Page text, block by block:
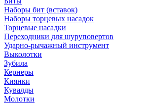
Наборы бит (вставок)
Наборы торцевых насадок
Торцевые насадки
Переходники для шуруповертов
Ударно-рычажный инструмент
Выколотки
Зубила
Кернеры
Киянки
Кувалды
Молотки